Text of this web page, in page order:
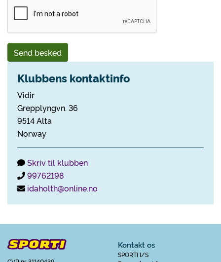
Send besked
Klubbens kontaktinfo
Vidir
Grepplyngvn. 36
9514 Alta
Norway
Skriv til klubben
99762198
idaholth@online.no
Kontakt os
SPORTI I/S